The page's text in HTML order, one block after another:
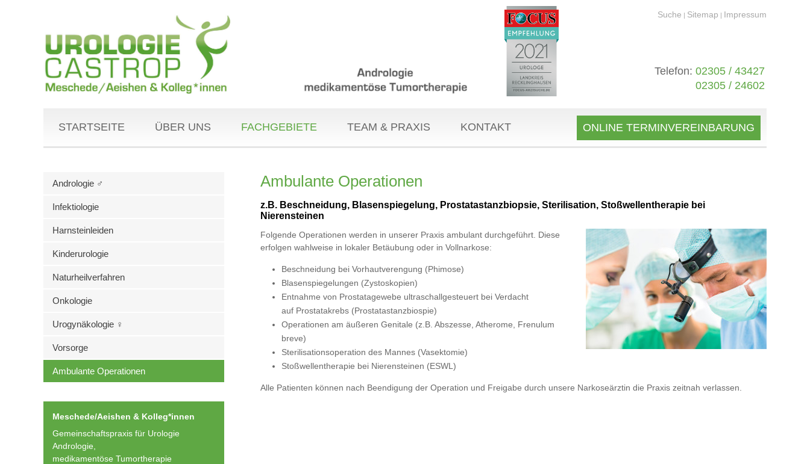
Suche | Sitemap | Impressum
Telefon: 02305 / 43427
02305 / 24602
STARTSEITE ÜBER UNS FACHGEBIETE TEAM & PRAXIS KONTAKT ONLINE TERMINVEREINBARUNG
Andrologie ♂
Infektiologie
Harnsteinleiden
Kinderurologie
Naturheilverfahren
Onkologie
Urogynäkologie ♀
Vorsorge
Ambulante Operationen
Meschede/Aeishen & Kolleg*innen
Gemeinschaftspraxis für Urologie
Andrologie,
medikamentöse Tumortherapie
Ambulante Operationen
z.B. Beschneidung, Blasenspiegelung, Prostatastanzbiopsie, Sterilisation, Stoßwellentherapie bei
Nierensteinen
Folgende Operationen werden in unserer Praxis ambulant durchgeführt. Diese
erfolgen wahlweise in lokaler Betäubung oder in Vollnarkose:
Beschneidung bei Vorhautverengung (Phimose)
Blasenspiegelungen (Zystoskopien)
Entnahme von Prostatagewebe ultraschallgesteuert bei Verdacht
auf Prostatakrebs (Prostatastanzbiospie)
Operationen am äußeren Genitale (z.B. Abszesse, Atherome, Frenulum
breve)
Sterilisationsoperation des Mannes (Vasektomie)
Stoßwellentherapie bei Nierensteinen (ESWL)
Alle Patienten können nach Beendigung der Operation und Freigabe durch unsere Narkoseärztin die Praxis zeitnah verlassen.